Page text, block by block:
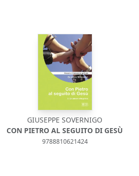
GIUSEPPE SOVERNIGO
CON PIETRO AL SEGUITO DI GESÙ
9788810621424